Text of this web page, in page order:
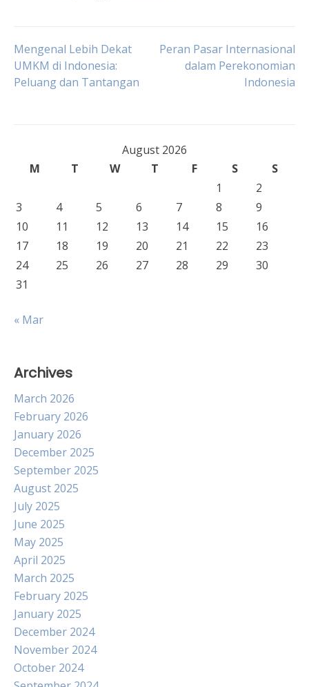
Post
navigation
Mengenal Lebih Dekat
UMKM di Indonesia:
Peluang dan Tantangan
Peran Pasar Internasional
dalam Perekonomian
Indonesia
August 2026
M
T W T F S
S
1
2
3
4 5 6 7 8
9
10
11 12 13 14 15
16
17
18 19 20 21 22
23
24
25 26 27 28 29
30
31
« Mar
Archives
March 2026
February 2026
January 2026
December 2025
September 2025
August 2025
July 2025
June 2025
May 2025
April 2025
March 2025
February 2025
January 2025
December 2024
November 2024
October 2024